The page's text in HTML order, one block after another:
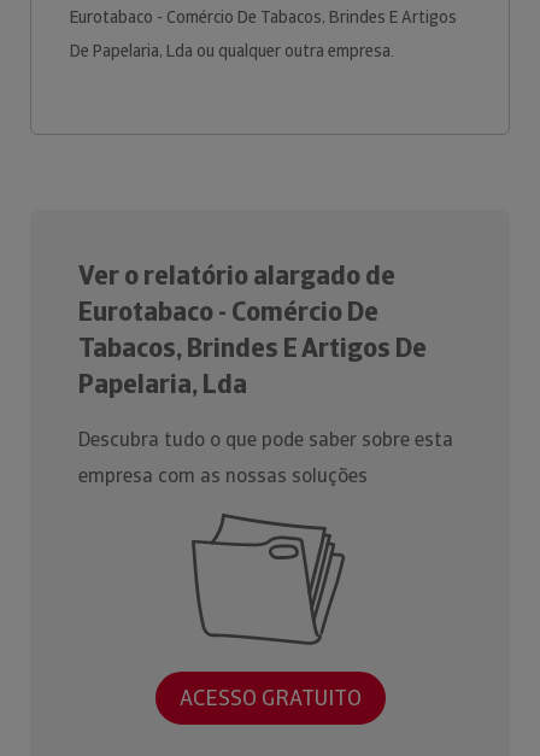
Eurotabaco - Comércio De Tabacos, Brindes E Artigos
De Papelaria, Lda ou qualquer outra empresa.
Ver o relatório alargado de
Eurotabaco - Comércio De
Tabacos, Brindes E Artigos De
Papelaria, Lda
Descubra tudo o que pode saber sobre esta
empresa com as nossas soluções
ACESSO GRATUITO